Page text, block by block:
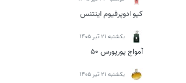
کیو ادوپرفیوم اینتنس
يكشنبه 21 تیر 1405
آمواج پورپورس 50
يكشنبه 21 تیر 1405